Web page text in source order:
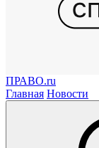
ПРАВО.ru
Главная Новости